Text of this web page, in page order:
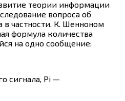
теории информации
вопроса об
в частности. К. Шенноном
формула количества
на одно сообщение:
сигнала, Pi —